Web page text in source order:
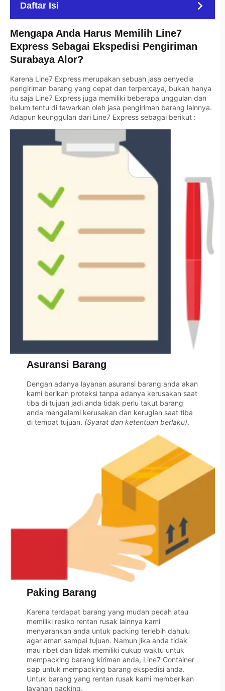
Daftar Isi
Mengapa Anda Harus Memilih Line7
Express Sebagai Ekspedisi Pengiriman
Surabaya Alor?
Karena Line7 Express merupakan sebuah jasa penyedia
pengiriman barang yang cepat dan terpercaya, bukan hanya
itu saja Line7 Express juga memiliki beberapa unggulan dan
belum tentu di tawarkan oleh jasa pengiriman barang lainnya.
Adapun keunggulan dari Line7 Express sebagai berikut :
Asuransi Barang
Dengan adanya layanan asuransi barang anda akan
kami berikan proteksi tanpa adanya kerusakan saat
tiba di tujuan jadi anda tidak perlu takut barang
anda mengalami kerusakan dan kerugian saat tiba
di tempat tujuan. (Syarat dan ketentuan berlaku).
Paking Barang
Karena terdapat barang yang mudah pecah atau
memiliki resiko rentan rusak lainnya kami
menyarankan anda untuk packing terlebih dahulu
agar aman sampai tujuan. Namun jika anda tidak
mau ribet dan tidak memiliki cukup waktu untuk
mempacking barang kiriman anda, Line7 Container
siap untuk mempacking barang ekspedisi anda.
Untuk barang yang rentan rusak kami memberikan
layanan packing.